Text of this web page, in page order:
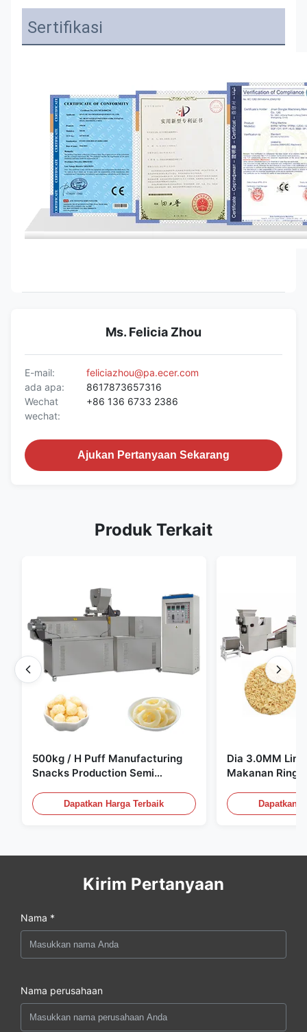
Sertifikasi
Ms. Felicia Zhou
E-mail:
feliciazhou@pa.ecer.com
ada apa:
8617873657316
Wechat
wechat:
+86 136 6733 2386
Ajukan Pertanyaan Sekarang
Produk Terkait
500kg / H Puff Manufacturing
Snacks Production Semi
Dapatkan Harga Terbaik
Dia 3.0MM Lini
Makanan
Dapatkan
Kirim Pertanyaan
Nama *
Nama perusahaan